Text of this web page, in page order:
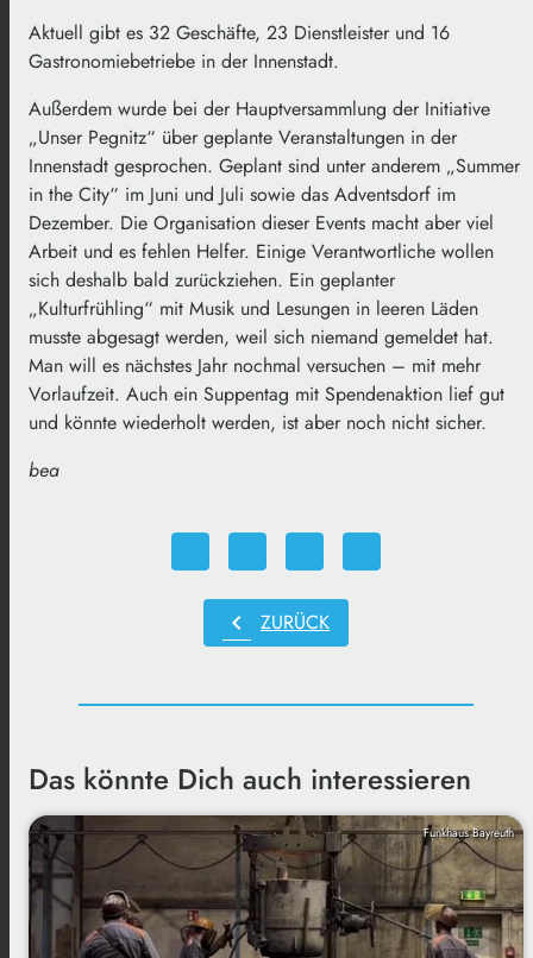
Aktuell gibt es 32 Geschäfte, 23 Dienstleister und 16
Gastronomiebetriebe in der Innenstadt.
Außerdem wurde bei der Hauptversammlung der Initiative
„Unser Pegnitz“ über geplante Veranstaltungen in der
Innenstadt gesprochen. Geplant sind unter anderem „Summer
in the City“ im Juni und Juli sowie das Adventsdorf im
Dezember. Die Organisation dieser Events macht aber viel
Arbeit und es fehlen Helfer. Einige Verantwortliche wollen
sich deshalb bald zurückziehen. Ein geplanter
„Kulturfrühling“ mit Musik und Lesungen in leeren Läden
musste abgesagt werden, weil sich niemand gemeldet hat.
Man will es nächstes Jahr nochmal versuchen – mit mehr
Vorlaufzeit. Auch ein Suppentag mit Spendenaktion lief gut
und könnte wiederholt werden, ist aber noch nicht sicher.
bea
chevron_left ZURÜCK
Das könnte Dich auch interessieren
Funkhaus Bayreuth